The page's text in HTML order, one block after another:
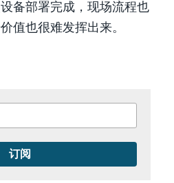
备部署完成，现场流程也
值也很难发挥出来。
订阅